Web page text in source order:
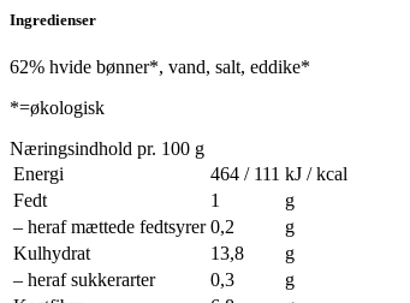
Ingredienser
62% hvide bønner*, vand, salt, eddike*
*=økologisk
Næringsindhold pr. 100 g
Energi
464 / 111 kJ / kcal
Fedt
1
g
– heraf mættede fedtsyrer 0,2
g
Kulhydrat
13,8
g
– heraf sukkerarter
0,3
g